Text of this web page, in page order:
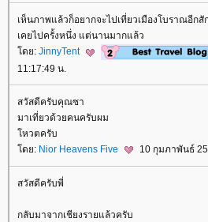
เห็นภาพแล้วก็อยากจะไปเที่ยวเมืองโบราณอีกสั
เคยไปครั้งหนึ่ง แต่นานมากแล้ว
ดย: JinnyTent
11:17:49 น.
สวัสดีครับคุณซา
มาเที่ยวด้วยคนครับผม
หวตครับ
ดย: Nior Heavens Five 10 กุมภาพันธ์
สวัสดีครับพี่
กลับมาจากเชียงรายแล้วครับ